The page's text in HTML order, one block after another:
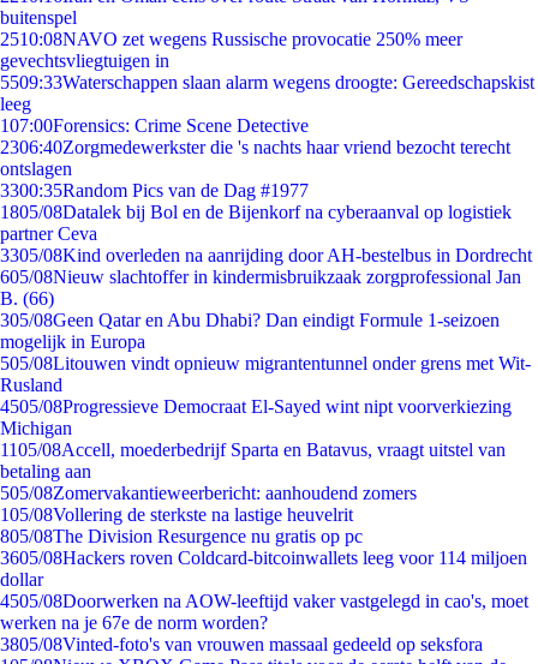
buitenspel
2510:08NAVO zet wegens Russische provocatie 250% meer
gevechtsvliegtuigen in
5509:33Waterschappen slaan alarm wegens droogte: Gereedschapskist
leeg
107:00Forensics: Crime Scene Detective
2306:40Zorgmedewerkster die 's nachts haar vriend bezocht terecht
ontslagen
3300:35Random Pics van de Dag #1977
1805/08Datalek bij Bol en de Bijenkorf na cyberaanval op logistiek
partner Ceva
3305/08Kind overleden na aanrijding door AH-bestelbus in Dordrecht
605/08Nieuw slachtoffer in kindermisbruikzaak zorgprofessional Jan
B. (66)
305/08Geen Qatar en Abu Dhabi? Dan eindigt Formule 1-seizoen
mogelijk in Europa
505/08Litouwen vindt opnieuw migrantentunnel onder grens met Wit-
Rusland
4505/08Progressieve Democraat El-Sayed wint nipt voorverkiezing
Michigan
1105/08Accell, moederbedrijf Sparta en Batavus, vraagt uitstel van
betaling aan
505/08Zomervakantieweerbericht: aanhoudend zomers
105/08Vollering de sterkste na lastige heuvelrit
805/08The Division Resurgence nu gratis op pc
3605/08Hackers roven Coldcard-bitcoinwallets leeg voor 114 miljoen
dollar
4505/08Doorwerken na AOW-leeftijd vaker vastgelegd in cao's, moet
werken na je 67e de norm worden?
3805/08Vinted-foto's van vrouwen massaal gedeeld op seksfora